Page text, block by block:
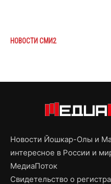
НОВОСТИ СМИ2
Новости Йошкар-Олы и
интересное в России и
МедиаПоток
Свидетельство о